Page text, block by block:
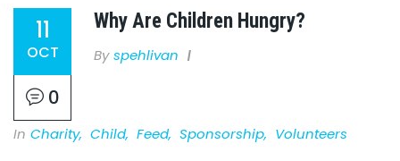
11
OCT
0
Why Are Children Hungry?
By Spehlivan
In Charity, Child, Feed, Sponsorship, Volunteers